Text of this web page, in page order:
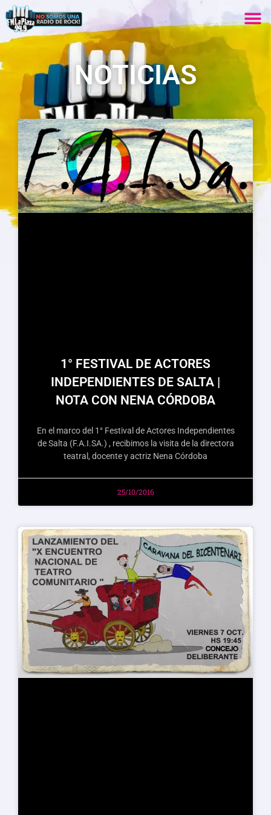
NOTICIAS
1° FESTIVAL DE ACTORES
INDEPENDIENTES DE SALTA |
NOTA CON NENA CÓRDOBA
En el marco del 1° Festival de Actores Independientes
de Salta (F.A.I.SA.) , recibimos la visita de la directora
teatral, docente y actriz Nena Córdoba
25/10/2016